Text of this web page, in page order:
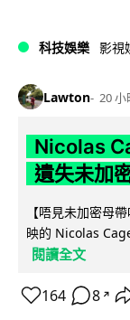
科技娛樂 影視
Lawton 20 小
Nicolas
遺失未加
【唔見未加密母
映的 Nicolas
閱讀全文
164 8 ↗